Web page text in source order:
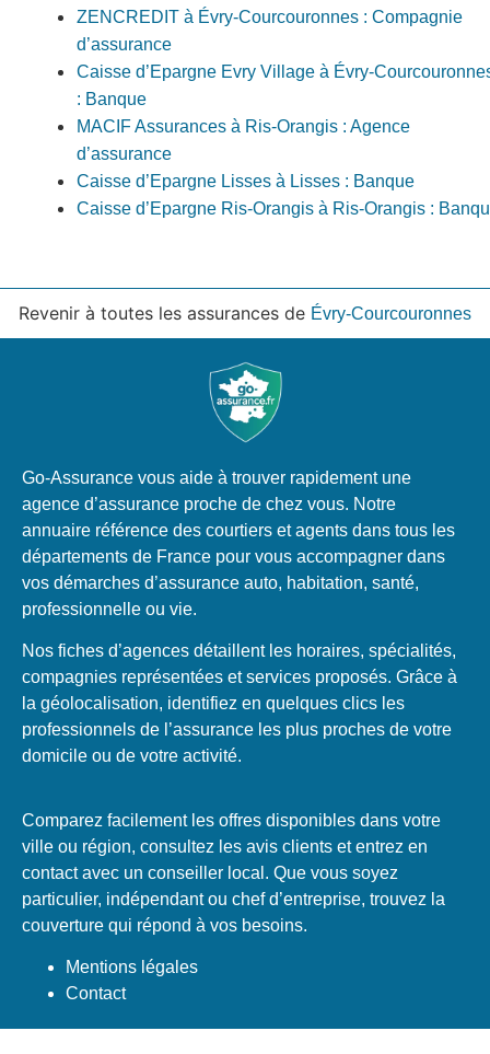
ZENCREDIT à Évry-Courcouronnes : Compagnie
d’assurance
Caisse d’Epargne Evry Village à Évry-
: Banque
MACIF Assurances à Ris-Orangis : Agence
d’assurance
Caisse d’Epargne Lisses à Lisses : Banque
Caisse d’Epargne Ris-Orangis à Ris-Orangis :
Revenir à toutes les assurances de Évry-Courcouronnes
Go-Assurance vous aide à trouver rapidement une
agence d’assurance proche de chez vous. Notre
annuaire référence des courtiers et agents dans tous les
départements de France pour vous accompagner dans
vos démarches d’assurance auto, habitation, santé,
professionnelle ou vie.
Nos fiches d’agences détaillent les horaires, spécialités,
compagnies représentées et services proposés. Grâce à
la géolocalisation, identifiez en quelques clics les
professionnels de l’assurance les plus proches de votre
domicile ou de votre activité.
Comparez facilement les offres disponibles dans votre
ville ou région, consultez les avis clients et entrez en
contact avec un conseiller local. Que vous soyez
particulier, indépendant ou chef d’entreprise, trouvez la
couverture qui répond à vos besoins.
Mentions légales
Contact